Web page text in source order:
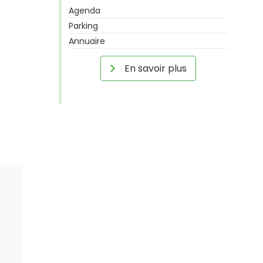
Agenda
Parking
Annuaire
En savoir plus